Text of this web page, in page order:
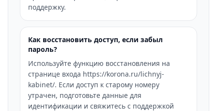
поддержку.
Как восстановить доступ, если забыл
пароль?
Используйте функцию восстановления на
странице входа https://korona.ru/lichnyj-
kabinet/. Если доступ к старому номеру
утрачен, подготовьте данные для
идентификации и свяжитесь с поддержкой